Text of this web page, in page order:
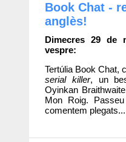
Book Chat -
anglès!
Dimecres 29 de
vespre:
Tertúlia Book Chat,
serial killer, un
Oyinkan
Mon Roig.
comentem